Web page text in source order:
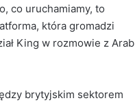
co uruchamiamy, to
która gromadzi
King w rozmowie z Arab
brytyjskim sektorem